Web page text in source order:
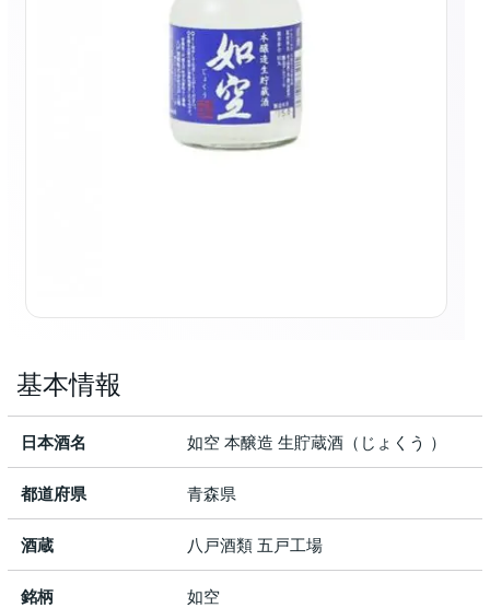
基本情報
日本酒名 如空 本醸造 生貯蔵酒（じょくう ）
都道府県 青森県
酒蔵 八戸酒類 五戸工場
銘柄 如空